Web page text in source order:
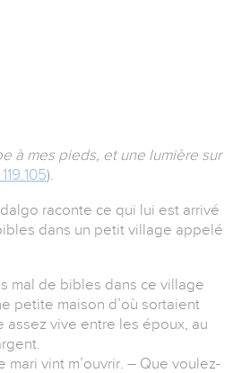
à mes pieds, et une lumière sur
).
raconte ce qui lui est arrivé
dans un petit village appelé
mal de bibles dans ce village
petite maison d’où sortaient
assez vive entre les époux, au
vint m’ouvrir. – Que voulez-